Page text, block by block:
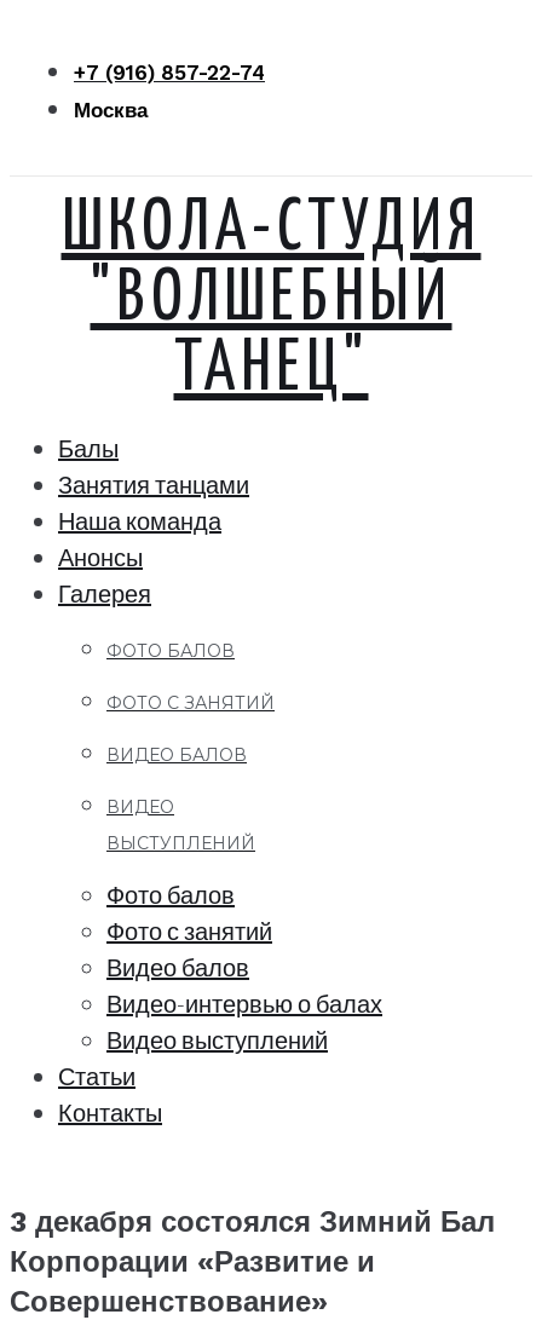
контенту
+7 (916) 857-22-74
Москва
ШКОЛА-СТУДИЯ
"ВОЛШЕБНЫЙ
ТАНЕЦ"
Балы
Занятия танцами
Наша команда
Анонсы
Галерея
ФОТО БАЛОВ
ФОТО С ЗАНЯТИЙ
ВИДЕО БАЛОВ
ВИДЕО
ВЫСТУПЛЕНИЙ
Фото балов
Фото с занятий
Видео балов
Видео-интервью о балах
Видео выступлений
Статьи
Контакты
3 декабря состоялся Зимний Бал
Корпорации «Развитие и
Совершенствование»